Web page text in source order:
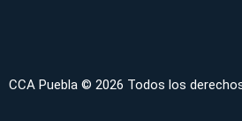
CCA Puebla © 2026 Todos los